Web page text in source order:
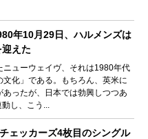
年10月29日、ハルメンズは
迎えた
ニューウェイヴ、それは1980年代
文化」である。もちろん、英米に
あったが、日本では勃興しつつあ
し、こう...
ェッカーズ4枚目のシングル